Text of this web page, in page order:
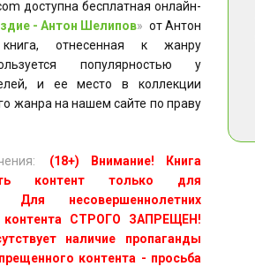
доступна бесплатная онлайн-
- Антон Шелипов» от Антон
отнесенная к жанру
популярностью у
и ее место в коллекции
жанра на нашем сайте по праву
(18+) Внимание! Книга
контент только для
Для несовершеннолетних
контента СТРОГО ЗАПРЕЩЕН!
наличие пропаганды
контента - просьба